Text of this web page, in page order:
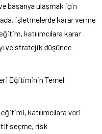
başarıya ulaşmak için
işletmelerde karar verme
katılımcılara karar
ve stratejik düşünce
Eğitiminin Temel
katılımcılara veri
seçme, risk